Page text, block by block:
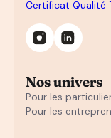
Certificat Qualité
Nos univers
Pour les
Pour les